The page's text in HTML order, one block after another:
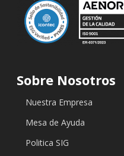
Sobre Nosotros
Nuestra Empresa
Mesa de Ayuda
Politica SIG